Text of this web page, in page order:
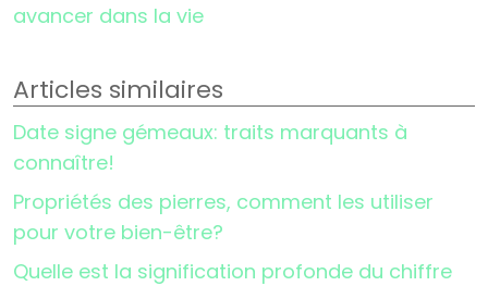
avancer dans la vie
Articles similaires
Date signe gémeaux: traits marquants à
connaître!
Propriétés des pierres, comment les utiliser
pour votre bien-être?
Quelle est la signification profonde du chiffre